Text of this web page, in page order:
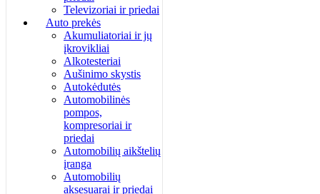
Televizoriai ir priedai
Auto prekės
Akumuliatoriai ir jų
įkrovikliai
Alkotesteriai
Aušinimo skystis
Autokėdutės
Automobilinės
pompos,
kompresoriai ir
priedai
Automobilių aikštelių
įranga
Automobilių
aksesuarai ir priedai